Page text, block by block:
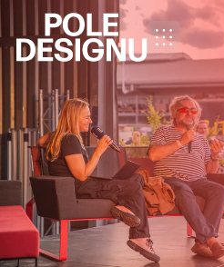
Přeskočit na obsah